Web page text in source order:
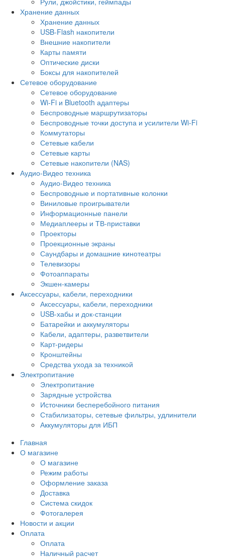
Хранение данных
Хранение данных
USB-Flash накопители
Внешние накопители
Карты памяти
Оптические диски
Боксы для накопителей
Сетевое оборудование
Сетевое оборудование
Wi-Fi и Bluetooth адаптеры
Беспроводные маршрутизаторы
Беспроводные точки доступа и усилители Wi-Fi
Коммутаторы
Сетевые кабели
Сетевые карты
Сетевые накопители (NAS)
Аудио-Видео техника
Аудио-Видео техника
Беспроводные и портативные колонки
Виниловые проигрыватели
Информационные панели
Медиаплееры и ТВ-приставки
Проекторы
Проекционные экраны
Саундбары и домашние кинотеатры
Телевизоры
Фотоаппараты
Экшен-камеры
Аксессуары, кабели, переходники
Аксессуары, кабели, переходники
USB-хабы и док-станции
Батарейки и аккумуляторы
Кабели, адаптеры, разветвители
Карт-ридеры
Кронштейны
Средства ухода за техникой
Электропитание
Электропитание
Зарядные устройства
Источники бесперебойного питания
Стабилизаторы, сетевые фильтры, удлинители
Аккумуляторы для ИБП
Главная
О магазине
О магазине
Режим работы
Оформление заказа
Доставка
Система скидок
Фотогалерея
Новости и акции
Оплата
Оплата
Наличный расчет